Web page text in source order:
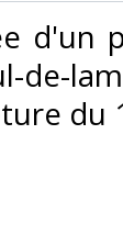
d'un
du